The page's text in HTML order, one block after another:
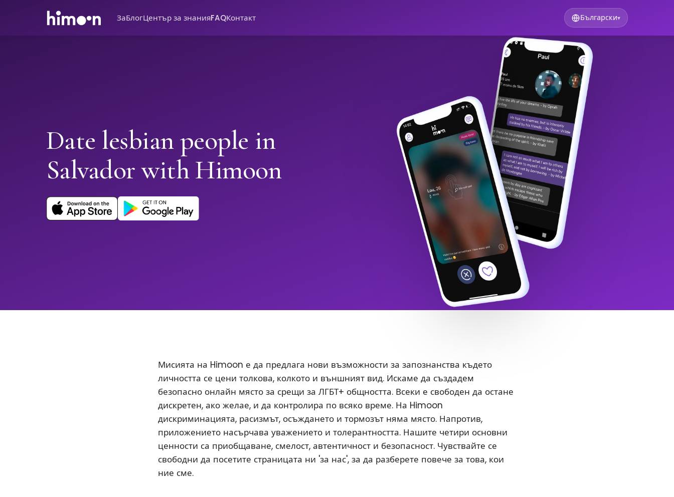
ЗаБлогЦентър за знанияFAQКонтакт Български▾
Date lesbian people in
Salvador with Himoon
Мисията на Himoon е да предлага нови възможности за запознанства където
личността се цени толкова, колкото и външният вид. Искаме да създадем
безопасно онлайн място за срещи за ЛГБТ+ общността. Всеки е свободен да остане
дискретен, ако желае, и да контролира по всяко време. На Himoon
дискриминацията, расизмът, осъждането и тормозът няма място. Напротив,
приложението насърчава уважението и толерантността. Нашите четири основни
ценности са приобщаване, смелост, автентичност и безопасност. Чувствайте се
свободни да посетите страницата ни 'за нас', за да разберете повече за това, кои
ние сме.